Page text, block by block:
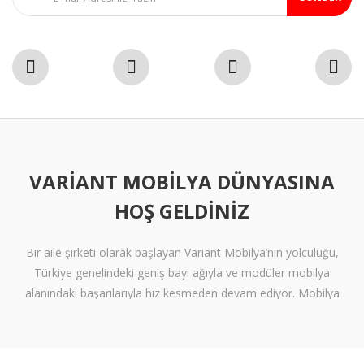
VARIANT MOBILYA DÜNYASINA
HOŞ GELDINIZ
Bir aile şirketi olarak başlayan Variant Mobilya’nın yolculuğu,
Türkiye genelindeki geniş bayi ağıyla ve modüler mobilya
alanındaki başarılarıyla hız kesmeden devam ediyor. Mobilya